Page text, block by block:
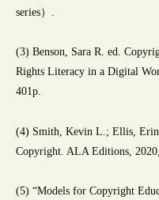
series）.
(3) Benson, Sara R. ed.
Rights Literacy in a Digital
401p.
(4) Smith, Kevin L.; Ellis,
Copyright. ALA Editions,
(5) “Models for Copyright